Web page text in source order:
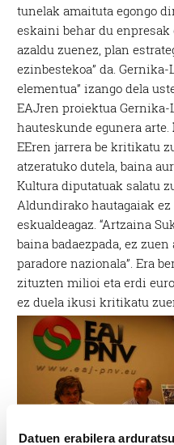
Datuen erabilera
tunelak amaituta egongo
eskaini behar du enpresak
azaldu zuenez, plan
ezinbestekoa” da.
elementua” izango dela
EAJren proiektua
hauteskunde egunera arte.
EEren jarrera be kritikatu
atzeratuko dutela, baina
Kultura diputatuak salatu
Aldundirako hautagaiak
eskualdeagaz. “Artzaina
baina badaezpada, ez
paradore nazionala”. Era
zituzten milioi eta erdi
ez duela ikusi kritikatu